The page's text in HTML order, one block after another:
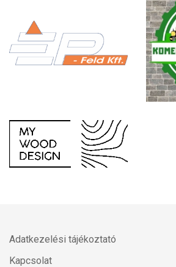
Adatkezelési tájékoztató
Kapcsolat